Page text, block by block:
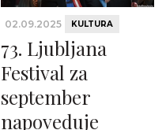
02.09.2025 KULTURA
73. Ljubljana
Festival za
september
napoveduje